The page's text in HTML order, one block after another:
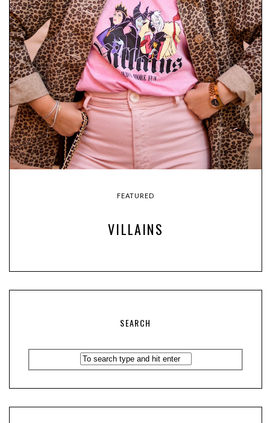
FEATURED
VILLAINS
SEARCH